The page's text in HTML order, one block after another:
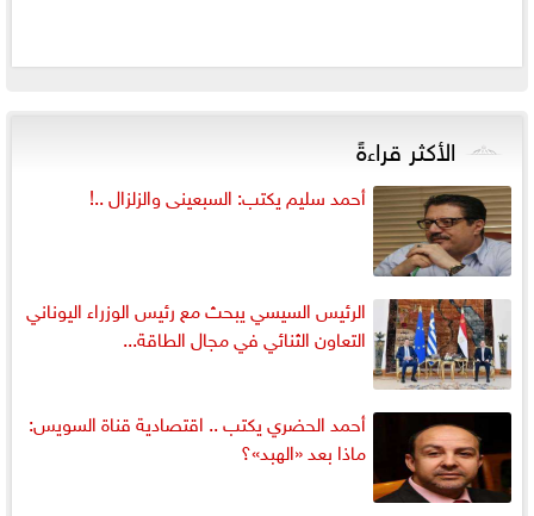
الأكثر قراءةً
أحمد سليم يكتب: السبعينى والزلزال ..!
الرئيس السيسي يبحث مع رئيس الوزراء اليوناني
التعاون الثنائي في مجال الطاقة...
أحمد الحضري يكتب .. اقتصادية قناة السويس:
ماذا بعد «الهبد»؟